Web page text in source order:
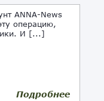
ANNA-News
операцию,
И [...]
Подробнее